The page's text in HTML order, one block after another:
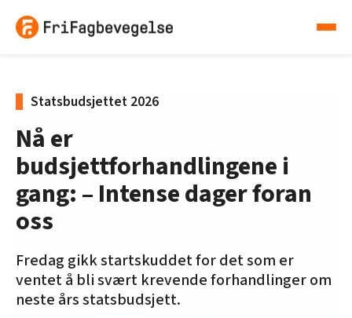
Statsbudsjettet 2026
Nå er
budsjettforhandlingene i
gang: – Intense dager foran
oss
Fredag gikk startskuddet for det som er
ventet å bli svært krevende forhandlinger om
neste års statsbudsjett.